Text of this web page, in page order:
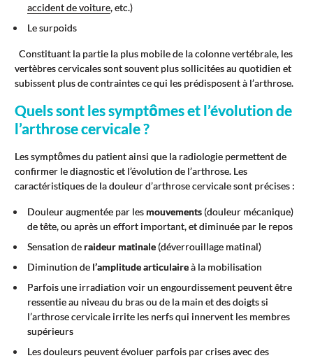
accident de voiture, etc.)
Le surpoids
Constituant la partie la plus mobile de la colonne vertébrale, les
vertèbres cervicales sont souvent plus sollicitées au quotidien et
subissent plus de contraintes ce qui les prédisposent à l’arthrose.
Quels sont les symptômes et l’évolution de
l’arthrose cervicale ?
Les symptômes du patient ainsi que la radiologie permettent de
confirmer le diagnostic et l’évolution de l’arthrose. Les
caractéristiques de la douleur d’arthrose cervicale sont précises :
Douleur augmentée par lesmouvements(douleur mécanique)
de tête, ou après un effort important, et diminuée par le repos
Sensation deraideur matinale(déverrouillage matinal)
Diminution de l’amplitude articulaireà la mobilisation
Parfois une irradiation voir un engourdissement peuvent être
ressentie au niveau du bras ou de la main et des doigts si
l’arthrose cervicale irrite les nerfs qui innervent les membres
supérieurs
Les douleurs peuvent évoluer parfois par crises avec des